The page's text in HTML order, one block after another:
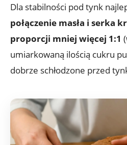
Dla stabilności pod tynk
połączenie masła i serka
proporcji mniej więcej 1:1
umiarkowaną ilością cukru
dobrze schłodzone przed